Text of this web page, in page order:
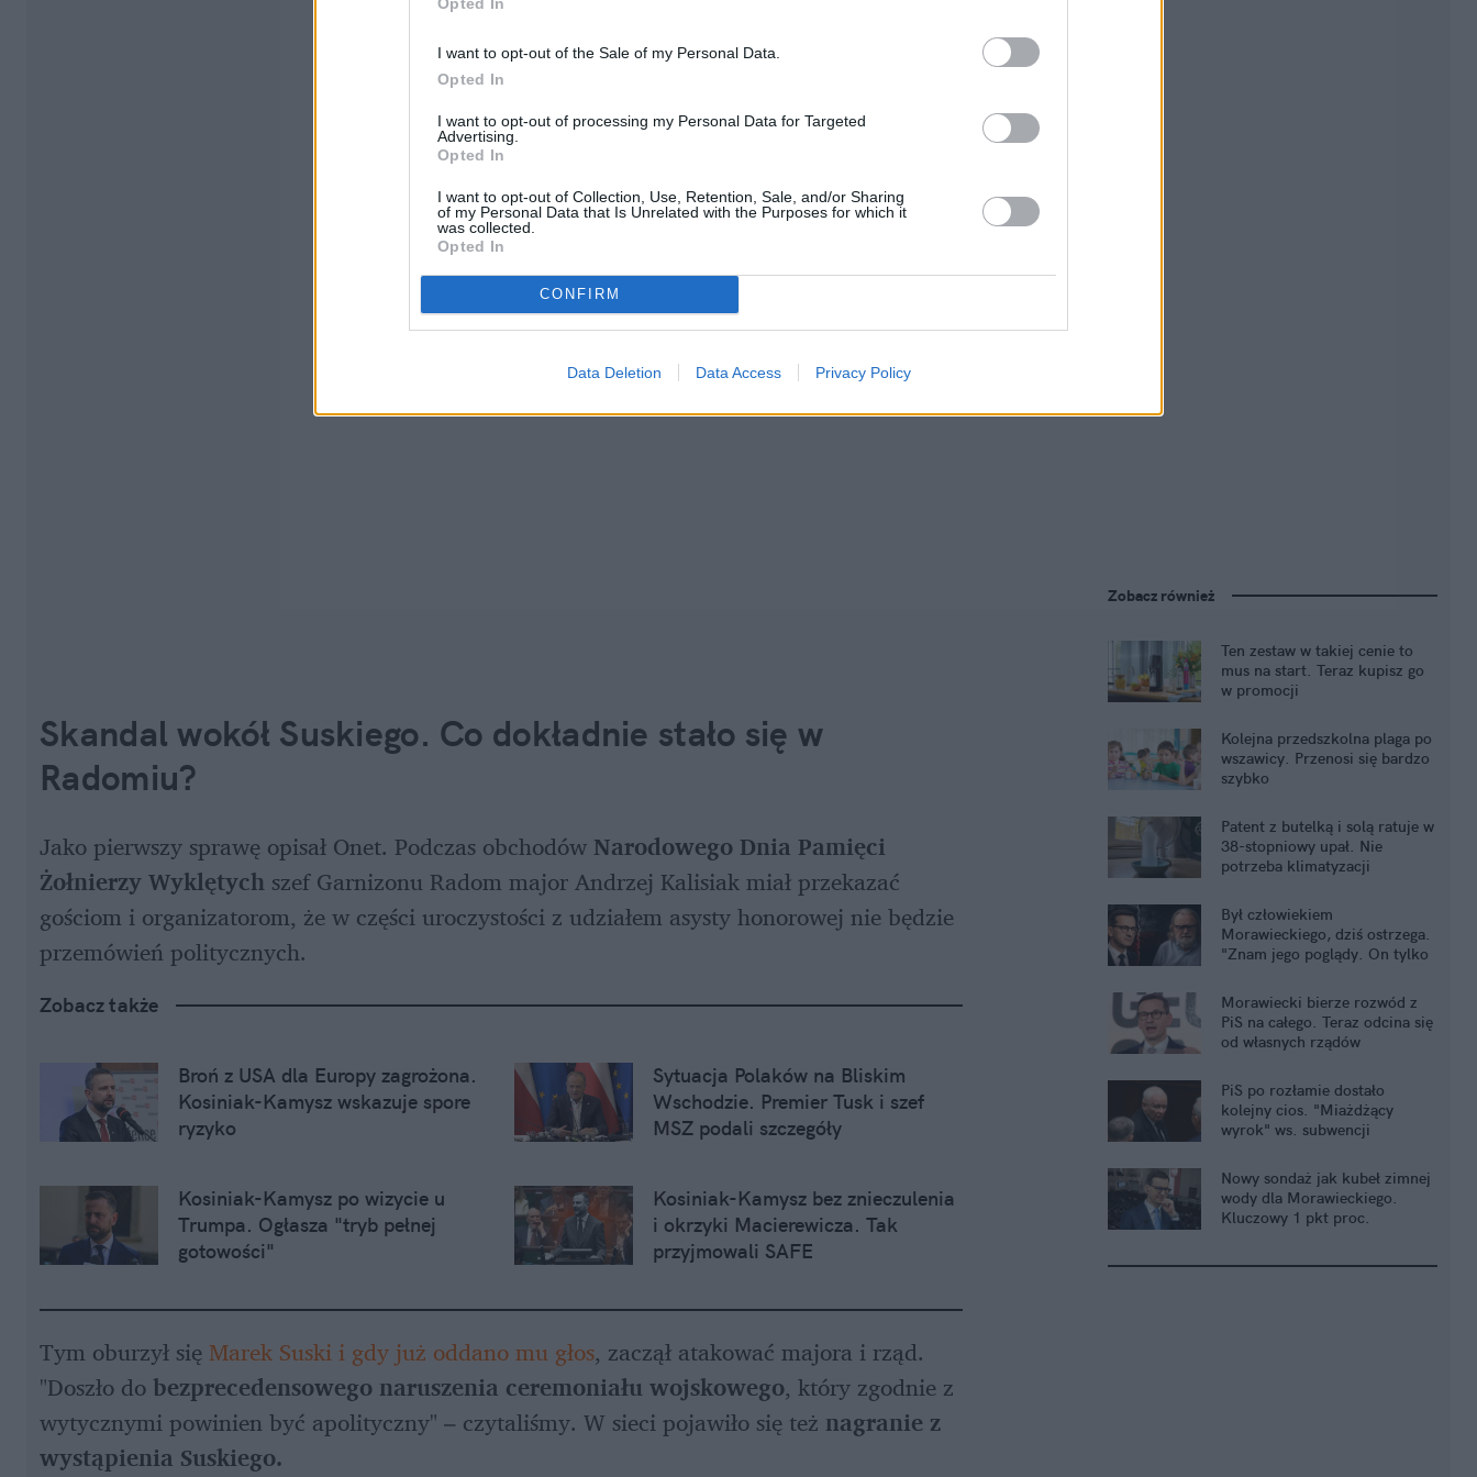
I want to opt-out of the Sale of my Personal Data.
Opted In
I want to opt-out of processing my Personal Data for Targeted
Advertising.
Opted In
I want to opt-out of Collection, Use, Retention, Sale, and/or Sharing
of my Personal Data that Is Unrelated with the Purposes for which it
was collected.
Opted In
CONFIRM
Data Deletion Data Access Privacy Policy
Skandal wokół Suskiego. Co dokładnie stało się w
Radomiu?
Jako pierwszy sprawę opisał Onet. Podczas obchodów Narodowego Dnia Pamięci
Żołnierzy Wyklętych szef Garnizonu Radom major Andrzej Kalisiak miał przekazać
gościom i organizatorom, że w części uroczystości z udziałem asysty honorowej nie będzie
przemówień politycznych.
Zobacz także
Broń z USA dla Europy zagrożona.
Kosiniak-Kamysz wskazuje spore
ryzyko
Sytuacja Polaków na Bliskim
Wschodzie. Premier Tusk i szef
MSZ podali szczegóły
Kosiniak-Kamysz po wizycie u
Trumpa. Ogłasza "tryb pełnej
gotowości"
Kosiniak-Kamysz bez znieczulenia
i okrzyki Macierewicza. Tak
przyjmowali SAFE
Tym oburzył się Marek Suski i gdy już oddano mu głos, zaczął atakować majora i rząd.
"Doszło do bezprecedensowego naruszenia ceremoniału wojskowego, który zgodnie z
wytycznymi powinien być apolityczny" – czytaliśmy. W sieci pojawiło się też nagranie z
wystąpienia Suskiego.
Zobacz również
Ten zestaw w takiej cenie to
mus na start. Teraz kupisz go
w promocji
Kolejna przedszkolna plaga po
wszawicy. Przenosi się bardzo
szybko
Patent z butelką i solą ratuje w
38-stopniowy upał. Nie
potrzeba klimatyzacji
Był człowiekiem
Morawieckiego, dziś ostrzega.
"Znam jego poglądy. On tylko
Morawiecki bierze rozwód z
PiS na całego. Teraz odcina się
od własnych rządów
PiS po rozłamie dostało
kolejny cios. "Miażdżący
wyrok" ws. subwencji
Nowy sondaż jak kubeł zimnej
wody dla Morawieckiego.
Kluczowy 1 pkt proc.